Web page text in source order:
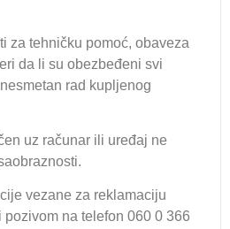
za tehničku pomoć, obaveza
da li su obezbeđeni svi
rad kupljenog
uz računar ili uređaj ne
vezane za reklamaciju
pozivom na telefon 060 0 366